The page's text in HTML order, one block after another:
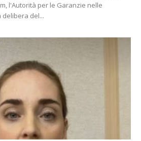
l'Autorità per le Garanzie nelle
delibera del...